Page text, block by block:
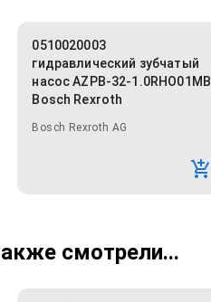
0510020003
гидравлический зубчатый
насос AZPB-32-1.0RHO01MB
Bosch Rexroth
Bosch Rexroth AG
смотрели...